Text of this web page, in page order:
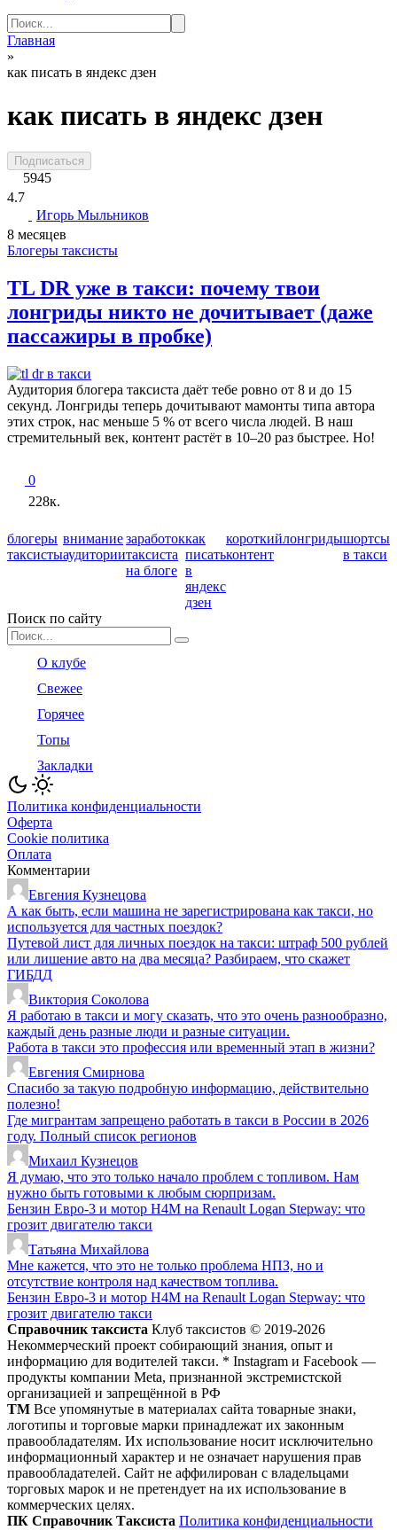
Search
for:
Главная
»
как писать в яндекс дзен
как писать в яндекс дзен
Подписаться
5945
4.7
Игорь Мыльников
8 месяцев
Блогеры таксисты
TL DR уже в такси: почему твои
лонгриды никто не дочитывает (даже
пассажиры в пробке)
Аудитория блогера таксиста даёт тебе ровно от 8 и до 15
секунд. Лонгриды теперь дочитывают мамонты типа автора
этих строк, нас меньше 5 % от всего числа людей. В наш
стремительный век, контент растёт в 10–20 раз быстрее. Но!
0
228к.
блогеры
таксисты
внимание
аудитории
заработок
таксиста
на блоге
как
писать
в
яндекс
дзен
короткий
контент
лонгридышортсы
в такси
Поиск по сайту
Search
for:
О клубе
Свежее
Горячее
Топы
Закладки
Политика конфиденциальности
Оферта
Cookie политика
Оплата
Комментарии
Евгения Кузнецова
А как быть, если машина не зарегистрирована как такси, но
используется для частных поездок?
Путевой лист для личных поездок на такси: штраф 500 рублей
или лишение авто на два месяца? Разбираем, что скажет
ГИБДД
Виктория Соколова
Я работаю в такси и могу сказать, что это очень разнообразно,
каждый день разные люди и разные ситуации.
Работа в такси это профессия или временный этап в жизни?
Евгения Смирнова
Спасибо за такую подробную информацию, действительно
полезно!
Где мигрантам запрещено работать в такси в России в 2026
году. Полный список регионов
Михаил Кузнецов
Я думаю, что это только начало проблем с топливом. Нам
нужно быть готовыми к любым сюрпризам.
Бензин Евро-3 и мотор H4M на Renault Logan Stepway: что
грозит двигателю такси
Татьяна Михайлова
Мне кажется, что это не только проблема НПЗ, но и
отсутствие контроля над качеством топлива.
Бензин Евро-3 и мотор H4M на Renault Logan Stepway: что
грозит двигателю такси
Справочник таксиста Клуб таксистов © 2019-2026
Некоммерческий проект собирающий знания, опыт и
информацию для водителей такси. * Instagram и Facebook —
продукты компании Meta, признанной экстремистской
организацией и запрещённой в РФ
ТМ Все упомянутые в материалах сайта товарные знаки,
логотипы и торговые марки принадлежат их законным
правообладателям. Их использование носит исключительно
информационный характер и не означает нарушения прав
правообладателей. Сайт не аффилирован с владельцами
торговых марок и не претендует на их использование в
коммерческих целях.
ПК Справочник Таксиста Политика конфиденциальности